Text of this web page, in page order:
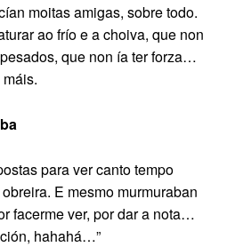
moitas amigas, sobre todo.
ao frío e a choiva, que non
que non ía ter forza…
para ver canto tempo
E mesmo murmuraban
facerme ver, por dar a nota…
hahahá…”